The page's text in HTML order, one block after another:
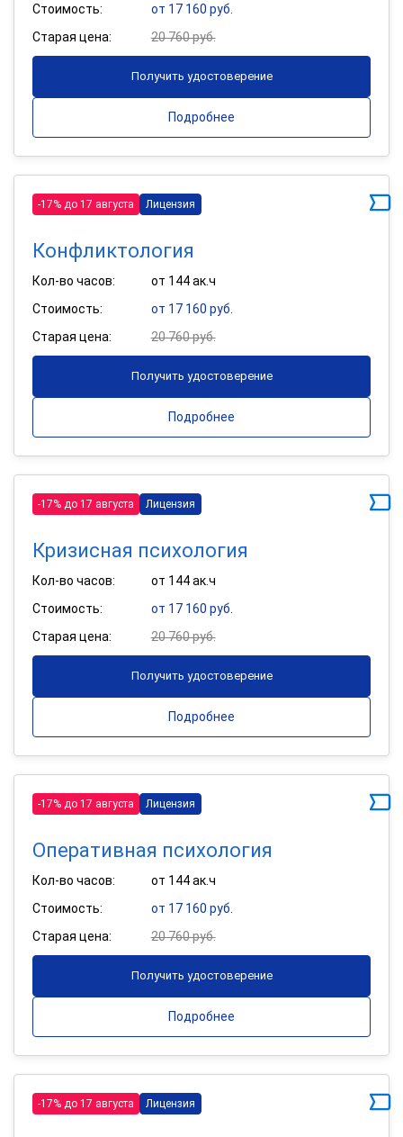
Стоимость:
от 17 160 руб.
Старая цена:
20 760 руб.
Получить удостоверение
Подробнее
-17% до 17 августа Лицензия
Конфликтология
Кол-во часов:
от 144 ак.ч
Стоимость:
от 17 160 руб.
Старая цена:
20 760 руб.
Получить удостоверение
Подробнее
-17% до 17 августа Лицензия
Кризисная психология
Кол-во часов:
от 144 ак.ч
Стоимость:
от 17 160 руб.
Старая цена:
20 760 руб.
Получить удостоверение
Подробнее
-17% до 17 августа Лицензия
Оперативная психология
Кол-во часов:
от 144 ак.ч
Стоимость:
от 17 160 руб.
Старая цена:
20 760 руб.
Получить удостоверение
Подробнее
-17% до 17 августа Лицензия